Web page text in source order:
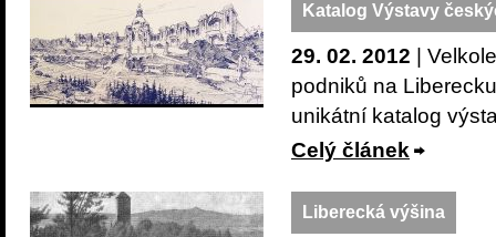
Katalog Výstavy
29. 02. 2012 |
podniků na
unikátní katalog
Celý článek
Liberecká výšina